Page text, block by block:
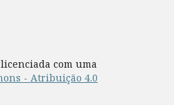
licenciada com uma
- Atribuição 4.0